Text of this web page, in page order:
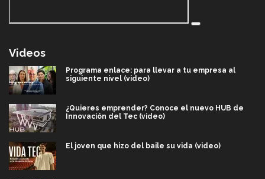
Videos
Programa enlace: para llevar a tu empresa al
siguiente nivel (video)
¿Quieres emprender? Conoce el nuevo HUB de
Innovación del Tec (video)
El joven que hizo del baile su vida (video)